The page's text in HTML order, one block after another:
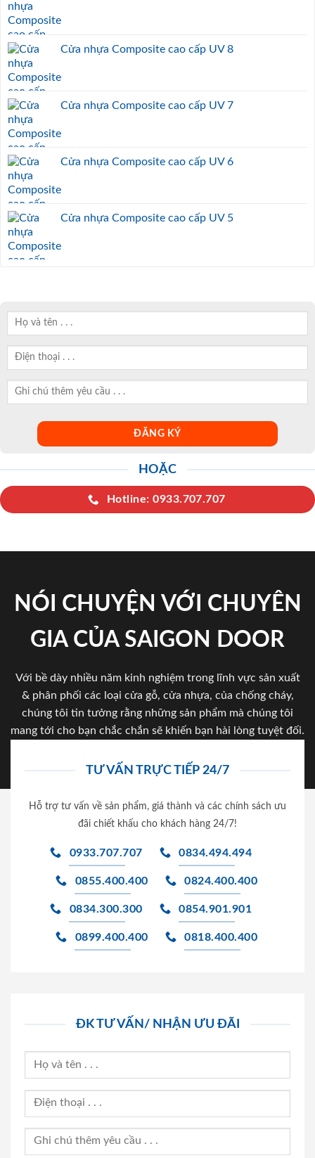
Cửa nhựa Composite cao cấp UV 8
Cửa nhựa Composite cao cấp UV 7
Cửa nhựa Composite cao cấp UV 6
Cửa nhựa Composite cao cấp UV 5
HOẶC
Hotline: 0933.707.707
NÓI CHUYỆN VỚI CHUYÊN
GIA CỦA SAIGON DOOR
Với bề dày nhiều năm kinh nghiệm trong lĩnh vực sản xuất
& phân phối các loại cửa gỗ, cửa nhựa, của chống cháy,
chúng tôi tin tưởng rằng những sản phẩm mà chúng tôi
mang tới cho bạn chắc chắn sẽ khiến bạn hài lòng tuyệt đối.
TƯ VẤN TRỰC TIẾP 24/7
Hỗ trợ tư vấn về sản phẩm, giá thành và các chính sách ưu
đãi chiết khấu cho khách hàng 24/7!
0933.707.707 0834.494.494
0855.400.400 0824.400.400
0834.300.300 0854.901.901
0899.400.400 0818.400.400
ĐK TƯ VẤN/ NHẬN ƯU ĐÃI